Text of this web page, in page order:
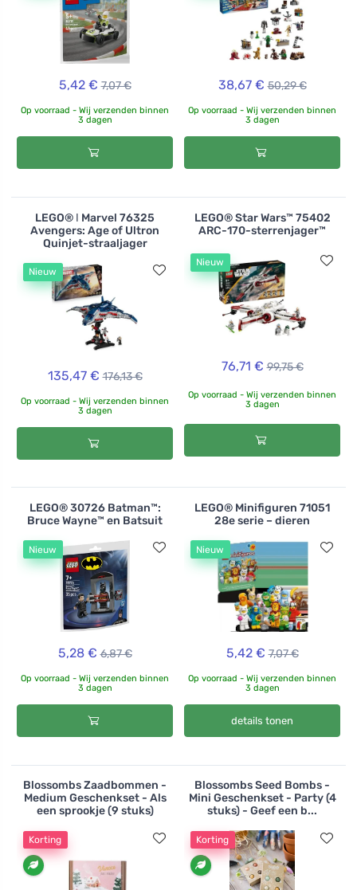
5,42 € 7,07 €
Op voorraad - Wij verzenden binnen
3 dagen
38,67 € 50,29 €
Op voorraad - Wij verzenden binnen
3 dagen
LEGO® ǀ Marvel 76325
Avengers: Age of Ultron
Quinjet-straaljager
Nieuw
135,47 € 176,13 €
Op voorraad - Wij verzenden binnen
3 dagen
LEGO® Star Wars™ 75402
ARC-170-sterrenjager™
Nieuw
76,71 € 99,75 €
Op voorraad - Wij verzenden binnen
3 dagen
LEGO® 30726 Batman™:
Bruce Wayne™ en Batsuit
Nieuw
5,28 € 6,87 €
Op voorraad - Wij verzenden binnen
3 dagen
LEGO® Minifiguren 71051
28e serie – dieren
Nieuw
5,42 € 7,07 €
Op voorraad - Wij verzenden binnen
3 dagen
details tonen
Blossombs Zaadbommen -
Medium Geschenkset - Als
een sprookje (9 stuks)
Korting
Blossombs Seed Bombs -
Mini Geschenkset - Party (4
stuks) - Geef een b...
Korting